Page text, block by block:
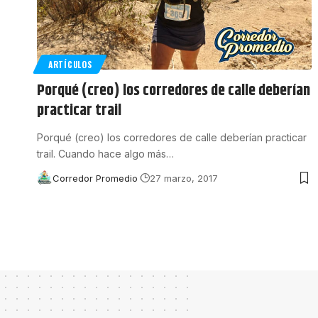
ARTÍCULOS
Porqué (creo) los corredores de calle deberían
practicar trail
Porqué (creo) los corredores de calle deberían practicar
trail. Cuando hace algo más…
Corredor Promedio 27 marzo, 2017